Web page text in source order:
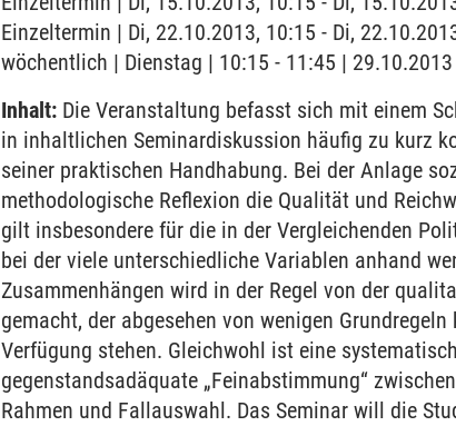
Einzeltermin | Di, 22.10.2013, 10:15 - Di,
wöchentlich | Dienstag | 10:15 - 11:45 |
Inhalt: Die Veranstaltung befasst sich mit einem
in inhaltlichen Seminardiskussion häufig zu kurz
seiner praktischen Handhabung. Bei der Anlage
methodologische Reflexion die Qualität und
gilt insbesondere für die in der Vergleichenden
bei der viele unterschiedliche Variablen anhand
Zusammenhängen wird in der Regel von der
gemacht, der abgesehen von wenigen
Verfügung stehen. Gleichwohl ist eine
gegenstandsadäquate „Feinabstimmung“
Rahmen und Fallauswahl. Das Seminar will die